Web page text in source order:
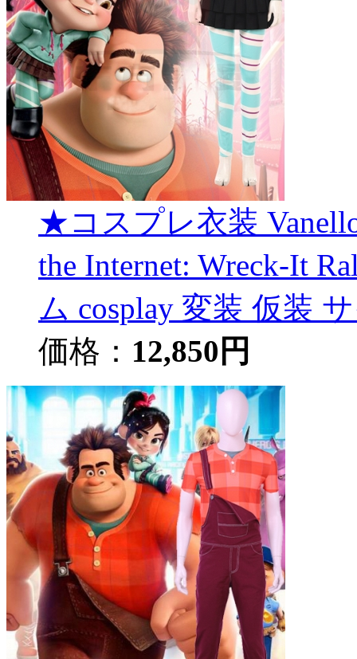
★コスプレ衣装
the Internet: Wreck-It
ム cosplay 変装 仮装
価格： 12,850円